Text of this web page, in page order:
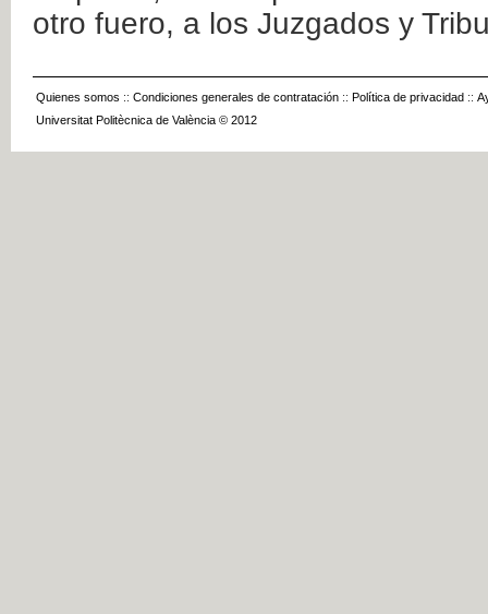
otro fuero, a los Juzgados y
Quienes somos :: Condiciones generales de contratación :: Política de privacidad ::
Universitat Politècnica de València © 2012